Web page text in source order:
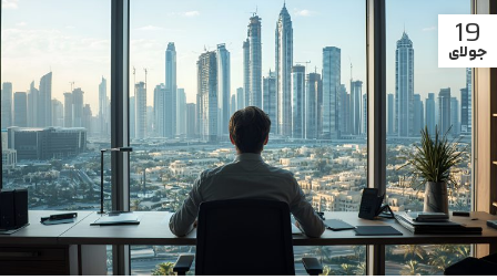
19
جولای